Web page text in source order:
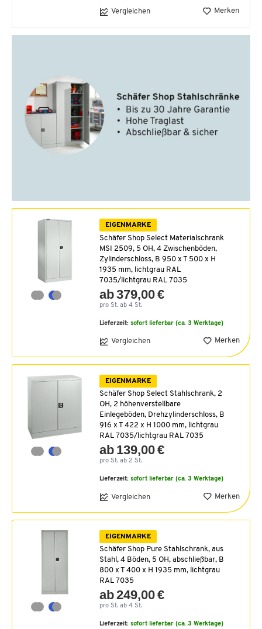
Vergleichen Merken
EIGENMARKE
Schäfer Shop Select Materialschrank
MSI 2509, 5 OH, 4 Zwischenböden,
Zylinderschloss, B 950 x T 500 x H
1935 mm, lichtgrau RAL
7035/lichtgrau RAL 7035
ab 379,00 €
pro St. ab 4 St.
Lieferzeit: sofort lieferbar (ca. 3 Werktage)
Vergleichen Merken
EIGENMARKE
Schäfer Shop Select Stahlschrank, 2
OH, 2 höhenverstellbare
Einlegeböden, Drehzylinderschloss, B
916 x T 422 x H 1000 mm, lichtgrau
RAL 7035/lichtgrau RAL 7035
ab 139,00 €
pro St. ab 2 St.
Lieferzeit: sofort lieferbar (ca. 3 Werktage)
Vergleichen Merken
EIGENMARKE
Schäfer Shop Pure Stahlschrank, aus
Stahl, 4 Böden, 5 OH, abschließbar, B
800 x T 400 x H 1935 mm, lichtgrau
RAL 7035
ab 249,00 €
pro St. ab 4 St.
Lieferzeit: sofort lieferbar (ca. 3 Werktage)